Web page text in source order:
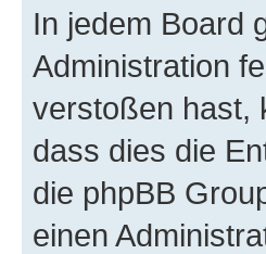
In jedem Board
Administration
verstoßen hast,
dass dies die
die phpBB
einen